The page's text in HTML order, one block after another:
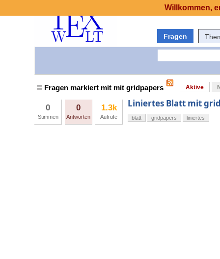
Fragen
Fragen markiert mit mit gridpapers Aktive
0
Stimmen
0
Antworten
1.3k
Aufrufe
Liniertes Blatt mit
blatt gridpapers liniertes
Willkommen,